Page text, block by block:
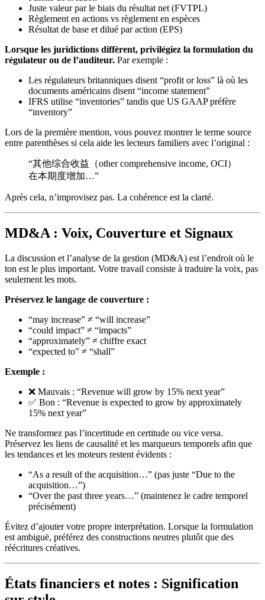
Juste valeur par le biais du résultat net (FVTPL)
Règlement en actions vs règlement en espèces
Résultat de base et dilué par action (EPS)
Lorsque les juridictions diffèrent, privilégiez la formulation du
régulateur ou de l’auditeur. Par exemple :
Les régulateurs britanniques disent “profit or loss” là où les
documents américains disent “income statement”
IFRS utilise “inventories” tandis que US GAAP préfère
“inventory”
Lors de la première mention, vous pouvez montrer le terme source
entre parenthèses si cela aide les lecteurs familiers avec l’original :
“其他综合收益（other comprehensive income, OCI）
在本期度增加…”
Après cela, n’improvisez pas. La cohérence est la clarté.
MD&A : Voix, Couverture et Signaux
La discussion et l’analyse de la gestion (MD&A) est l’endroit où le
ton est le plus important. Votre travail consiste à traduire la voix, pas
seulement les mots.
Préservez le langage de couverture :
“may increase” ≠ “will increase”
“could impact” ≠ “impacts”
“approximately” ≠ chiffre exact
“expected to” ≠ “shall”
Exemple :
❌ Mauvais : “Revenue will grow by 15% next year”
✅ Bon : “Revenue is expected to grow by approximately
15% next year”
Ne transformez pas l’incertitude en certitude ou vice versa.
Préservez les liens de causalité et les marqueurs temporels afin que
les tendances et les moteurs restent évidents :
“As a result of the acquisition…” (pas juste “Due to the
acquisition…”)
“Over the past three years…” (maintenez le cadre temporel
précisément)
Évitez d’ajouter votre propre interprétation. Lorsque la formulation
est ambiguë, préférez des constructions neutres plutôt que des
réécritures créatives.
États financiers et notes : Signification